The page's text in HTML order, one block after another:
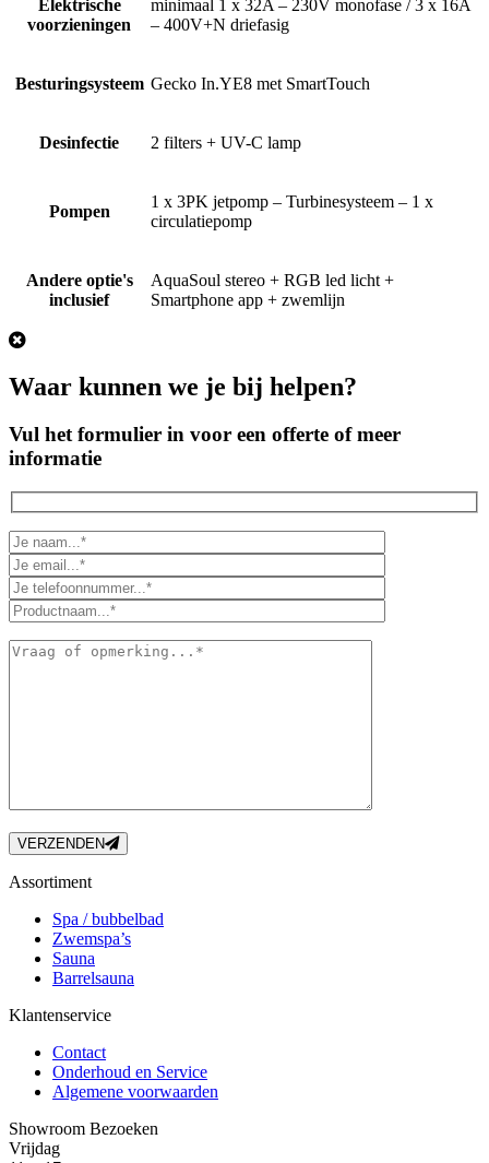
Elektrische
voorzieningen
minimaal 1 x 32A – 230V monofase / 3 x 16A
– 400V+N driefasig
Besturingsysteem Gecko In.YE8 met SmartTouch
Desinfectie 2 filters + UV-C lamp
Pompen
1 x 3PK jetpomp – Turbinesysteem – 1 x
circulatiepomp
Andere optie's
inclusief
AquaSoul stereo + RGB led licht +
Smartphone app + zwemlijn
Waar kunnen we je bij helpen?
Vul het formulier in voor een offerte of meer
informatie
VERZENDEN
Assortiment
Spa / bubbelbad
Zwemspa’s
Sauna
Barrelsauna
Klantenservice
Contact
Onderhoud en Service
Algemene voorwaarden
Showroom Bezoeken
Vrijdag